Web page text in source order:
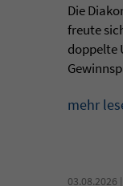
Die
freute
doppelte
mehr
03.08.2026 |